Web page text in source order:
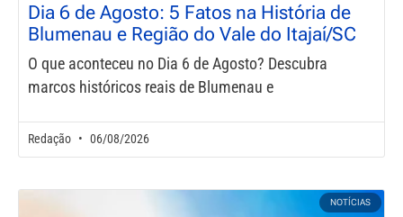
Dia 6 de Agosto: 5 Fatos na História de
Blumenau e Região do Vale do Itajaí/SC
O que aconteceu no Dia 6 de Agosto? Descubra
marcos históricos reais de Blumenau e
Redação 06/08/2026
NOTÍCIAS